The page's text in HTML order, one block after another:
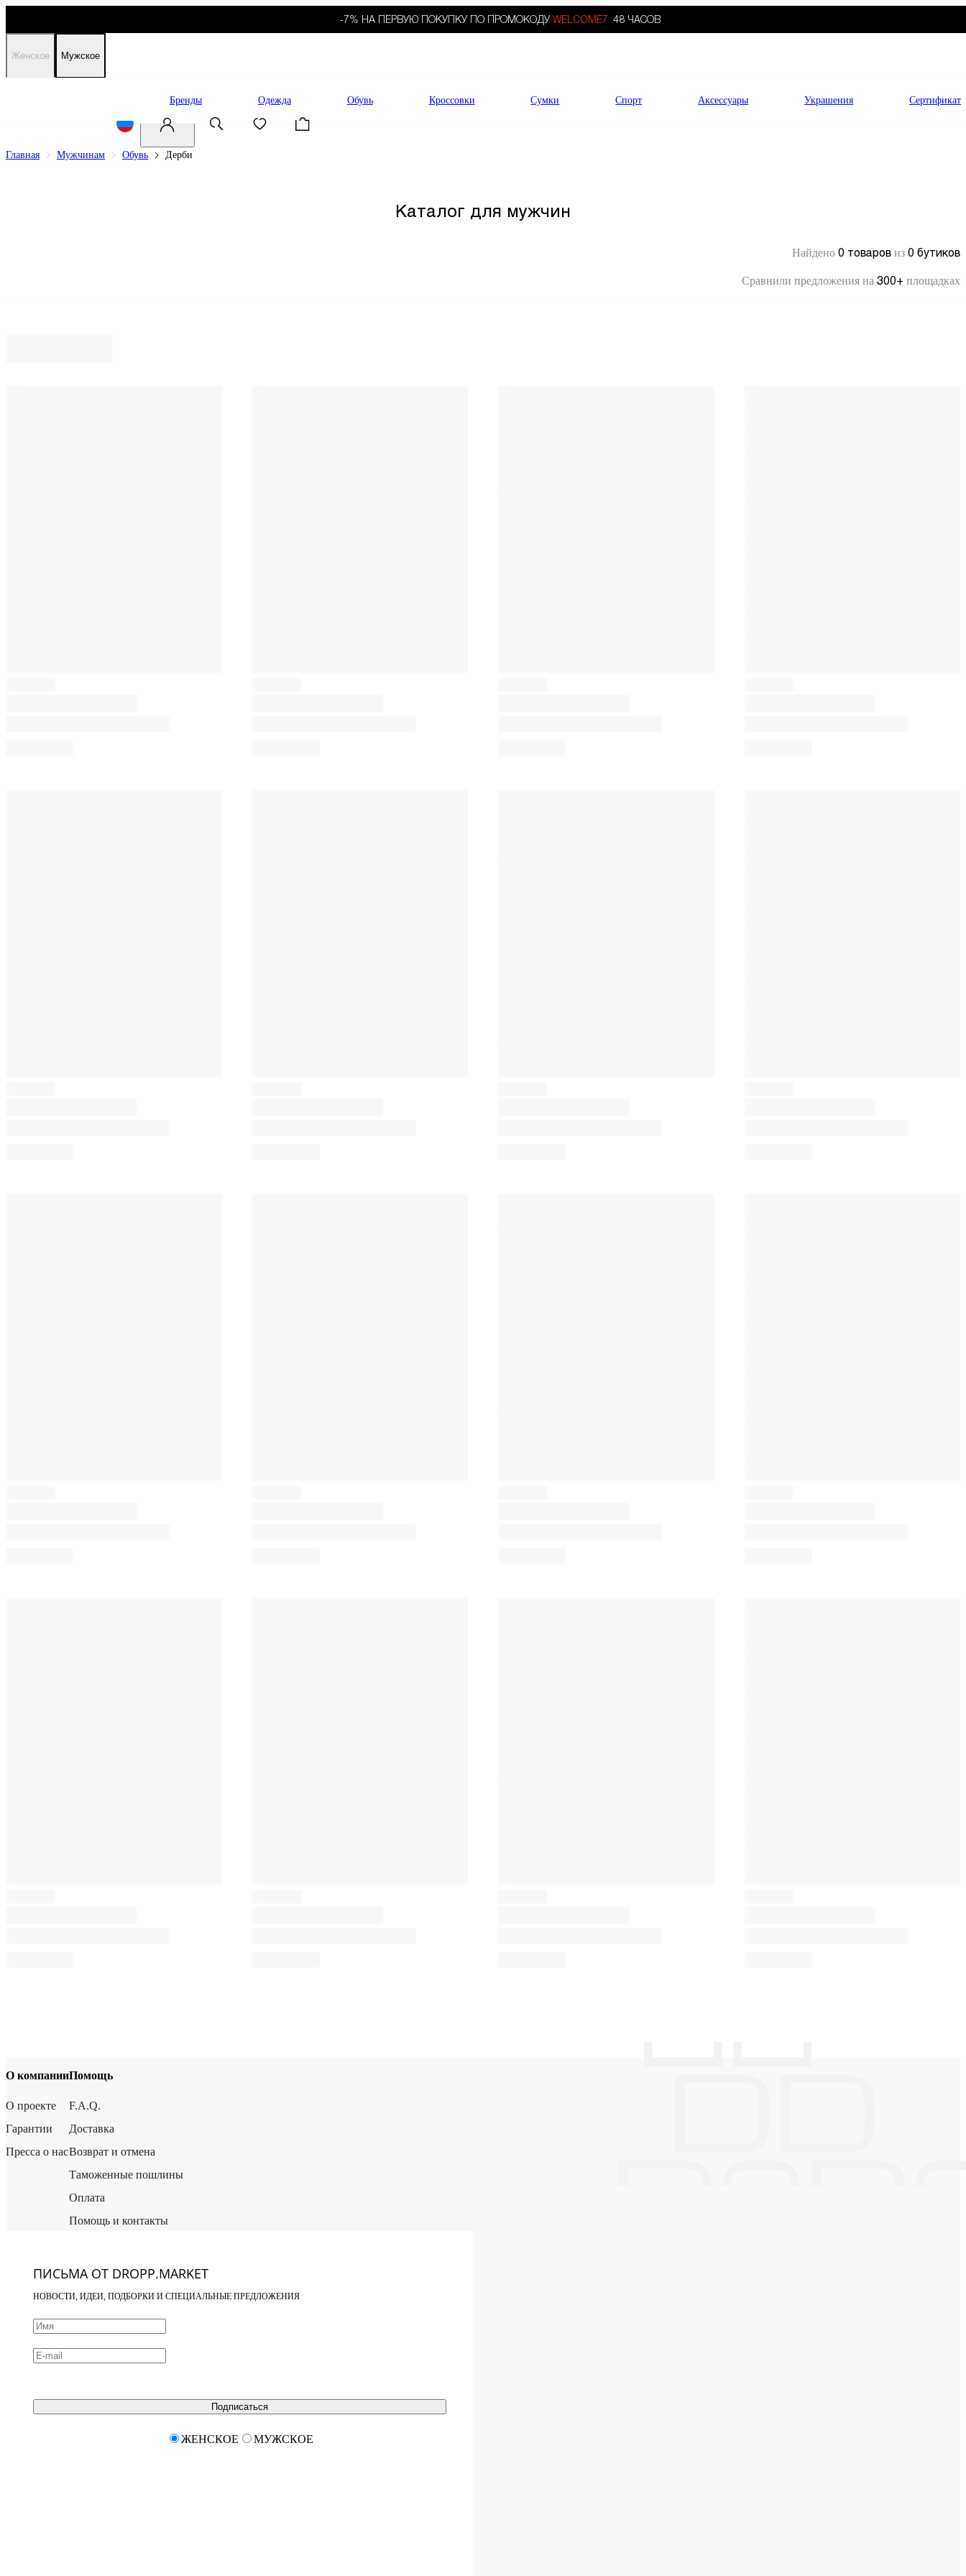
-7% НА ПЕРВУЮ ПОКУПКУ ПО ПРОМОКОДУ WELCOME7. 48 ЧАСОВ
Женское Мужское
Бренды Одежда Обувь Кроссовки Сумки Спорт Аксессуары Украшения Сертификат
Главная Мужчинам Обувь Дерби
Каталог для мужчин
Найдено 0 товаров из 0 бутиков
Сравнили предложения на 300+ площадках
О компании
О проекте
Гарантии
Пресса о нас
Помощь
F.A.Q.
Доставка
Возврат и отмена
Таможенные пошлины
Оплата
Помощь и контакты
ПИСЬМА ОТ DROPP.MARKET
НОВОСТИ, ИДЕИ, ПОДБОРКИ И СПЕЦИАЛЬНЫЕ ПРЕДЛОЖЕНИЯ
Подписаться
ЖЕНСКОЕ МУЖСКОЕ